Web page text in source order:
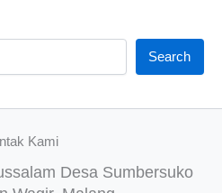
Search
Kami
Desa Sumbersuko